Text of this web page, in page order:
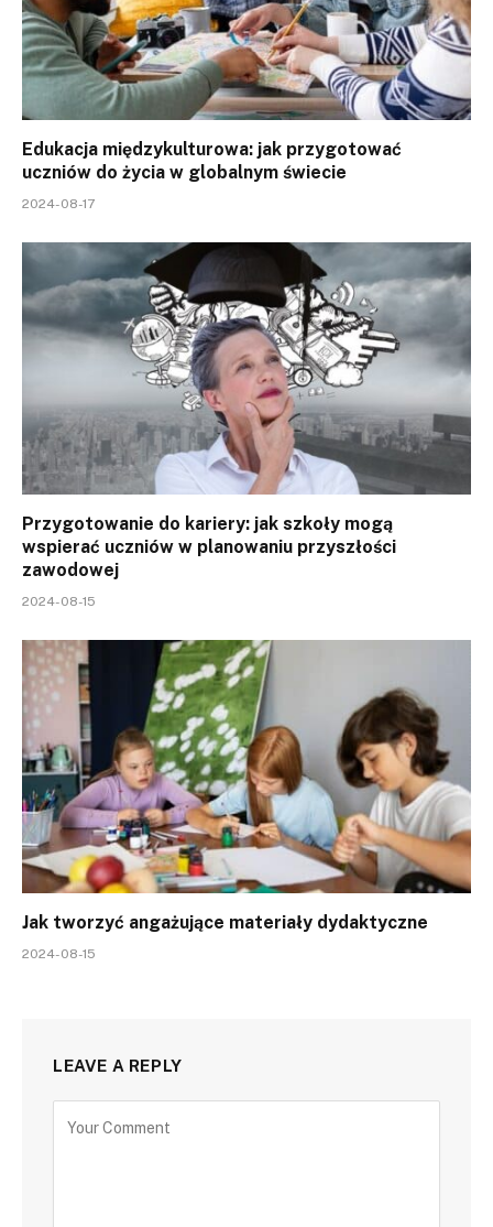
Edukacja międzykulturowa: jak przygotować
uczniów do życia w globalnym świecie
2024-08-17
Przygotowanie do kariery: jak szkoły mogą
wspierać uczniów w planowaniu przyszłości
zawodowej
2024-08-15
Jak tworzyć angażujące materiały dydaktyczne
2024-08-15
LEAVE A REPLY